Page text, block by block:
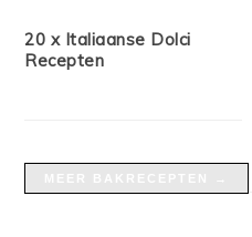
20 x Italiaanse Dolci
Recepten